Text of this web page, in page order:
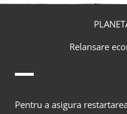
Relansare
Pentru a asigura